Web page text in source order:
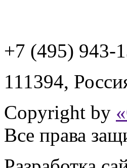
+7 (495) 943-
111394,
Copyright by
Все права